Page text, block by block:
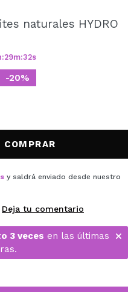
podrás realizar
el estado de tus
naturales HYDRO
:29m:32s
-20%
COMPRAR
s y saldrá enviado desde nuestro
Deja tu comentario
3 veces en las últimas